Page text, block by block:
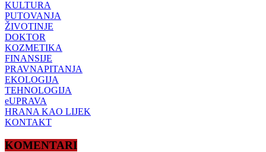
KULTURA
PUTOVANJA
ŽIVOTINJE
DOKTOR
KOZMETIKA
FINANSIJE
PRAVNAPITANJA
EKOLOGIJA
TEHNOLOGIJA
eUPRAVA
HRANA KAO LIJEK
KONTAKT
KOMENTARI